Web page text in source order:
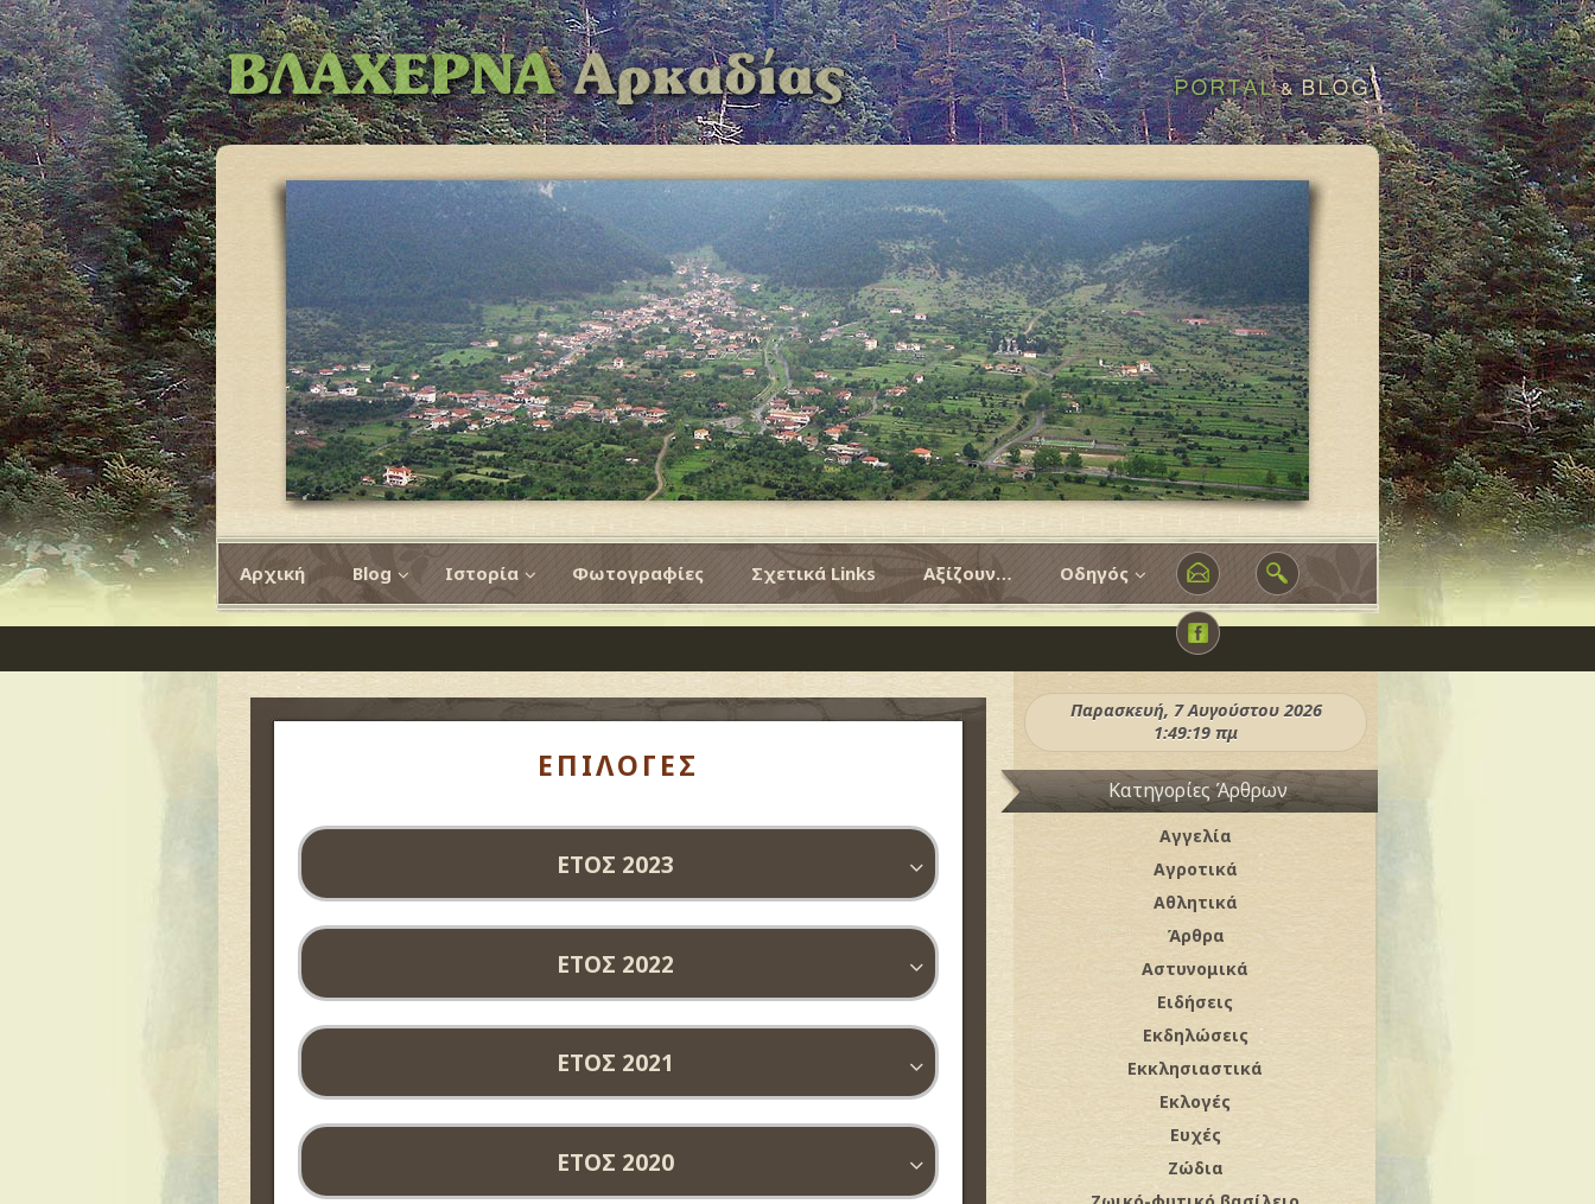
Αρχική Blog Ιστορία Φωτογραφίες Σχετικά Links Αξίζουν… Οδηγός
ΕΠΙΛΟΓΕΣ
ΕΤΟΣ 2023
ΕΤΟΣ 2022
ΕΤΟΣ 2021
ΕΤΟΣ 2020
Παρασκευή, 7 Αυγούστου 2026
1:49:21 πμ
Κατηγορίες Άρθρων
Αγγελία
Αγροτικά
Αθλητικά
Άρθρα
Αστυνομικά
Ειδήσεις
Εκδηλώσεις
Εκκλησιαστικά
Εκλογές
Ευχές
Ζώδια